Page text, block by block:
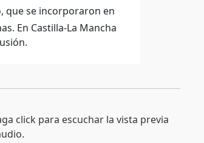
que se incorporaron en
En Castilla-La Mancha